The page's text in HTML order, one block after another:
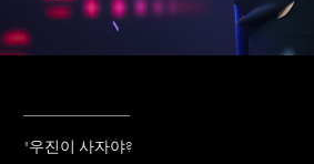
____________
"우진이 사자야?